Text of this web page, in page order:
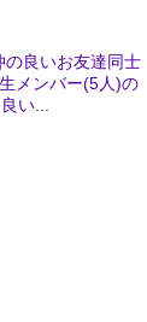
良いお友達同士
メンバー(5人)の
い...